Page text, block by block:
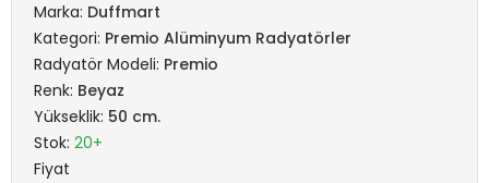
Marka: Duffmart
Kategori: Premio Alüminyum Radyatörler
Radyatör Modeli: Premio
Renk: Beyaz
Yükseklik: 50 cm.
Stok: 20+
Fiyat